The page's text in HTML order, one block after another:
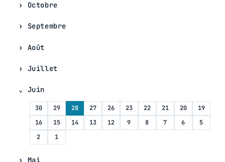
Octobre
Septembre
Août
Juillet
Juin
30 29 28 27 26 23 22 21 20
19
16
15 14 13 12 9 8 7 6
5
2
1
Mai